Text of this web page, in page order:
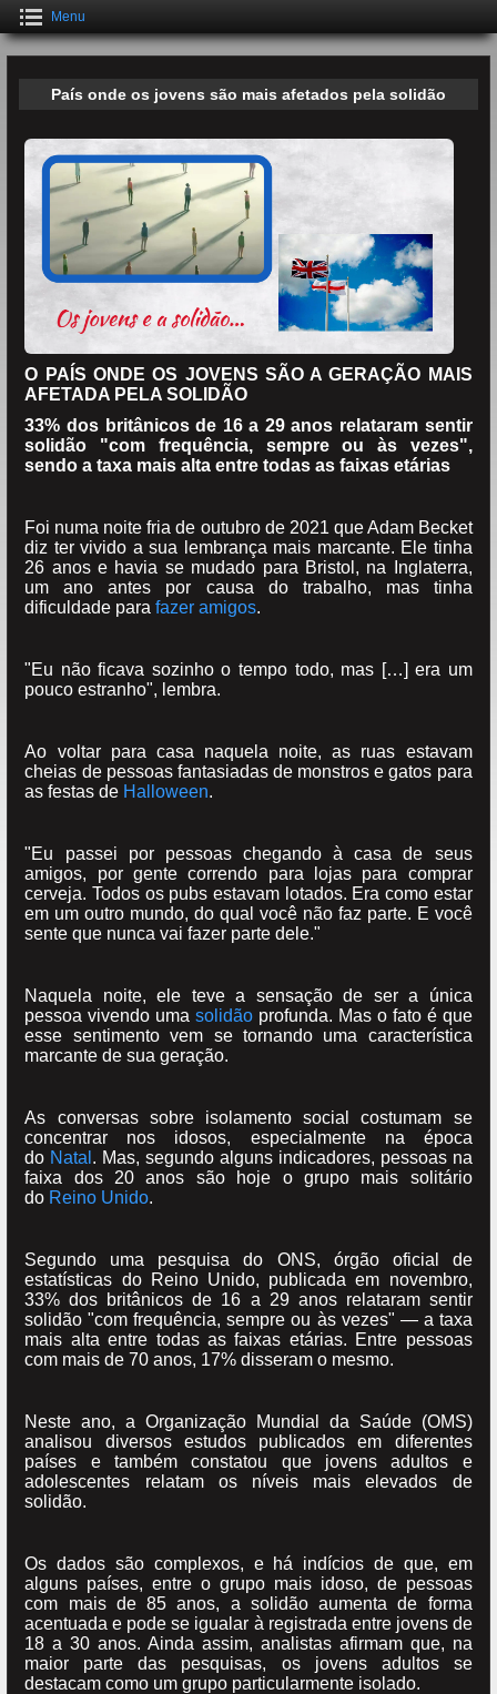
Menu
País onde os jovens são mais afetados pela solidão
O PAÍS ONDE OS JOVENS SÃO A GERAÇÃO MAIS
AFETADA PELA SOLIDÃO
33% dos britânicos de 16 a 29 anos relataram sentir
solidão "com frequência, sempre ou às vezes",
sendo a taxa mais alta entre todas as faixas etárias
Foi numa noite fria de outubro de 2021 que Adam Becket
diz ter vivido a sua lembrança mais marcante. Ele tinha
26 anos e havia se mudado para Bristol, na Inglaterra,
um ano antes por causa do trabalho, mas tinha
dificuldade para fazer amigos.
"Eu não ficava sozinho o tempo todo, mas […] era um
pouco estranho", lembra.
Ao voltar para casa naquela noite, as ruas estavam
cheias de pessoas fantasiadas de monstros e gatos para
as festas de Halloween.
"Eu passei por pessoas chegando à casa de seus
amigos, por gente correndo para lojas para comprar
cerveja. Todos os pubs estavam lotados. Era como estar
em um outro mundo, do qual você não faz parte. E você
sente que nunca vai fazer parte dele."
Naquela noite, ele teve a sensação de ser a única
pessoa vivendo umasolidão profunda. Mas o fato é que
esse sentimento vem se tornando uma característica
marcante de sua geração.
As conversas sobre isolamento social costumam se
concentrar nos idosos, especialmente na época
do Natal . Mas, segundo alguns indicadores, pessoas na
faixa dos 20 anos são hoje o grupo mais solitário
do Reino Unido.
Segundo uma pesquisa do ONS, órgão oficial de
estatísticas do Reino Unido, publicada em novembro,
33% dos britânicos de 16 a 29 anos relataram sentir
solidão "com frequência, sempre ou às vezes" — a taxa
mais alta entre todas as faixas etárias. Entre pessoas
com mais de 70 anos, 17% disseram o mesmo.
Neste ano, a Organização Mundial da Saúde (OMS)
analisou diversos estudos publicados em diferentes
países e também constatou que jovens adultos e
adolescentes relatam os níveis mais elevados de
solidão.
Os dados são complexos, e há indícios de que, em
alguns países, entre o grupo mais idoso, de pessoas
com mais de 85 anos, a solidão aumenta de forma
acentuada e pode se igualar à registrada entre jovens de
18 a 30 anos. Ainda assim, analistas afirmam que, na
maior parte das pesquisas, os jovens adultos se
destacam como um grupo particularmente isolado.